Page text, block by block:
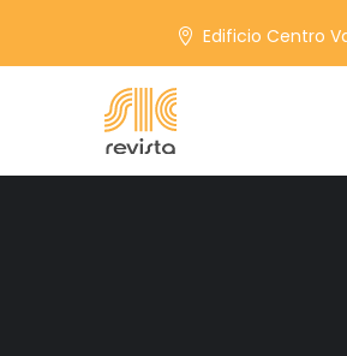
Edificio Centro